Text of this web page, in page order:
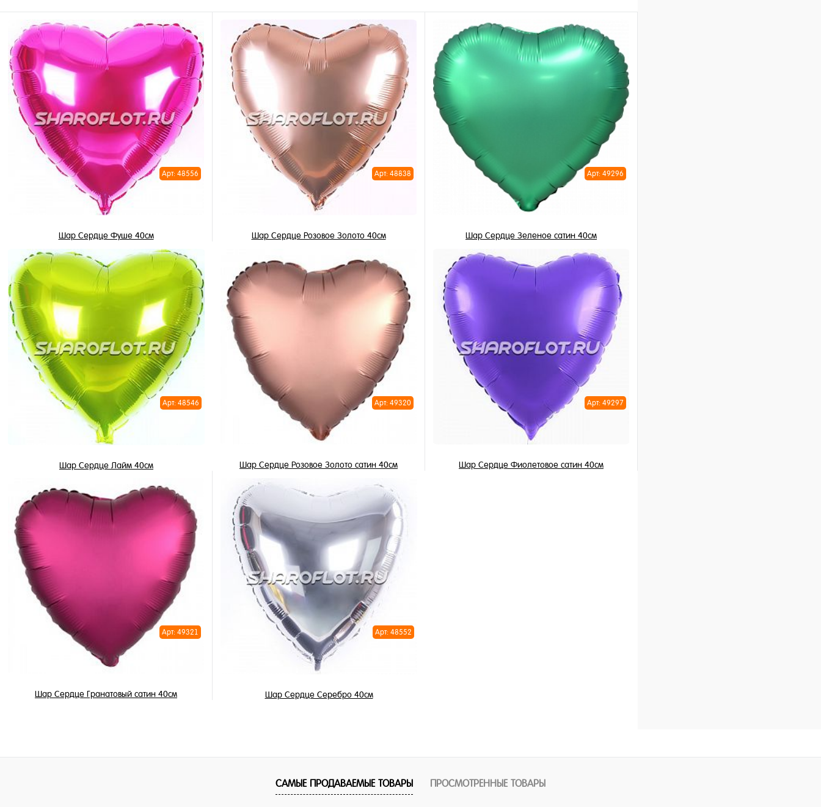
Арт: 48556
Шар Сердце Фуше 40см
345 ₽/ шт
Купить в 1 клик
В избранное
В наличии
Арт: 48838
Шар Сердце Розовое Золото 40см
345 ₽/ шт
Купить в 1 клик
В избранное
В наличии
Арт: 49296
Шар Сердце Зеленое сатин 40см
345 ₽/ шт
Купить в 1 клик
В избранное
В наличии
Арт: 48546
Шар Сердце Лайм 40см
345 ₽/ шт
Купить в 1 клик
В избранное
В наличии
Арт: 49320
Шар Сердце Розовое Золото сатин 40см
345 ₽
В корзину
Купить в 1 клик
В избранное
В наличии
Арт: 49297
Шар Сердце Фиолетовое сатин 40см
Арт: 49321
Шар Сердце Гранатовый сатин 40см
Арт: 48552
Шар Сердце Серебро 40см
САМЫЕ ПРОДАВАЕМЫЕ ТОВАРЫ ПРОСМОТРЕННЫЕ ТОВАРЫ